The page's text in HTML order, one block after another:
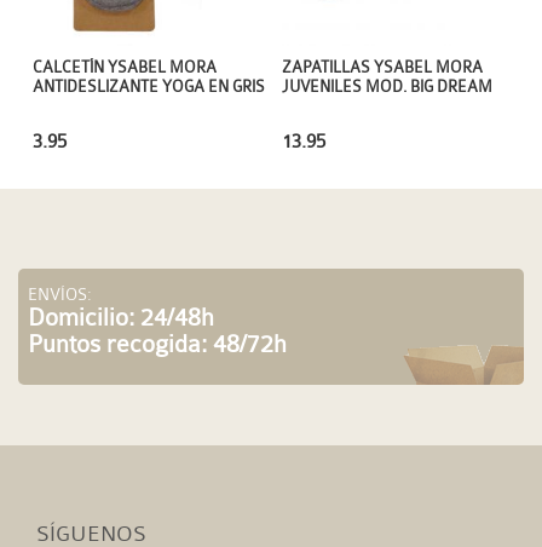
ZAPATILLAS YSABEL MORA
JUVENILES MOD. BIG DREAM
13.95
CALCETÍN YSABEL MORA
ANTIDESLIZANTE YOGA EN GRIS
3.95
ENVÍOS:
Domicilio: 24/48h
Puntos recogida: 48/72h
SÍGUENOS